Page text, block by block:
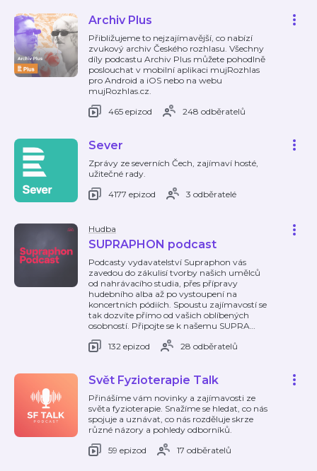
Archiv Plus
Přibližujeme to nejzajímavější, co nabízí
zvukový archiv Českého rozhlasu. Všechny
díly podcastu Archiv Plus můžete pohodlně
poslouchat v mobilní aplikaci mujRozhlas
pro Android a iOS nebo na webu
mujRozhlas.cz.
465 epizod
248 odběratelů
Sever
Zprávy ze severních Čech, zajímaví hosté,
užitečné rady.
4177 epizod
3 odběratelé
Hudba
SUPRAPHON podcast
Podcasty vydavatelství Supraphon vás
zavedou do zákulisí tvorby našich umělců
od nahrávacího studia, přes přípravy
hudebního alba až po vystoupení na
koncertních pódiích. Spoustu zajímavostí se
tak dozvíte přímo od vašich oblíbených
osobností. Připojte se k našemu SUPRA…
132 epizod
28 odběratelů
Svět Fyzioterapie Talk
Přinášíme vám novinky a zajímavosti ze
světa fyzioterapie. Snažíme se hledat, co nás
spojuje a uznávat, co nás rozděluje skrze
různé názory a pohledy odborníků.
59 epizod
17 odběratelů